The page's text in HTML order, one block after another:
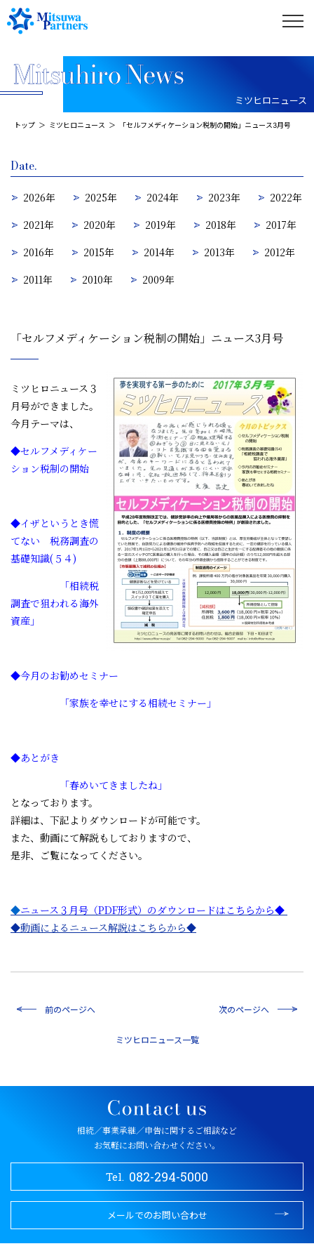
ミツヒロニュース
トップ ミツヒロニュース 「セルフメディケーション税制の開始」ニュース3月号
「セルフメディケーション税制の開始」ニュース3月号
ミツヒロニュース３
月号ができました。
今月テーマは、
◆セルフメディケー
ション税制の開始
◆イザというとき慌
てない 税務調査の
基礎知識(５４)
「相続税
調査で狙われる海外
資産」
◆今月のお勧めセミナー
「家族を幸せにする相続セミナー」
◆あとがき
「春めいてきましたね」
となっております。
詳細は、下記よりダウンロードが可能です。
また、動画にて解説もしておりますので、
是非、ご覧になってください。
◆ニュース３月号（PDF形式）のダウンロードはこちらから◆
◆動画によるニュース解説はこちらから◆
前のページへ
一覧
次のページへ
Date.
2026年 2025年 2024年 2023年
2022年
2021年
2020年 2019年 2018年
2017年
2016年
2015年 2014年 2013年
2012年
2011年
2010年 2009年
相続／事業承継／申告に関するご相談など
お気軽にお問い合わせください。
Tel. 082-294-5000
メールでのお問い合わせ